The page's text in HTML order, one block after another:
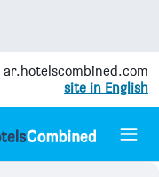
ar.hotelscombined.com
site in English